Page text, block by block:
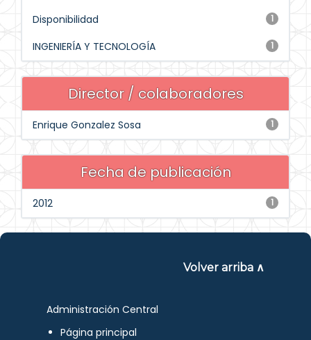
1
Disponibilidad
1
INGENIERÍA Y TECNOLOGÍA
Director / colaboradores
1
Enrique Gonzalez Sosa
Fecha de publicación
1
2012
Volver arriba ∧
Administración Central
Página principal